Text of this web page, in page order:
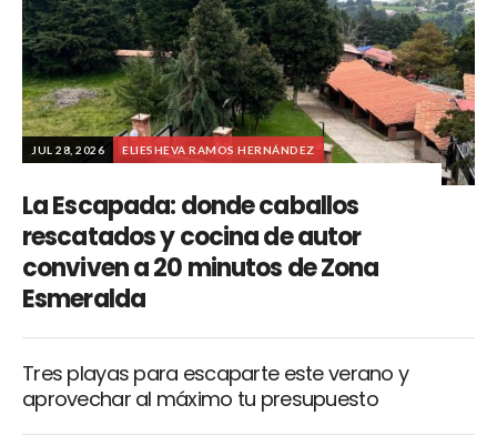
JUL 28, 2026 ELIESHEVA RAMOS HERNÁNDEZ
La Escapada: donde caballos
rescatados y cocina de autor
conviven a 20 minutos de Zona
Esmeralda
Tres playas para escaparte este verano y
aprovechar al máximo tu presupuesto